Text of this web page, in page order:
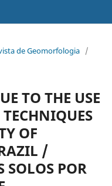
de Geomorfologia /
TO THE USE
TECHNIQUES
OF
/
SOLOS POR